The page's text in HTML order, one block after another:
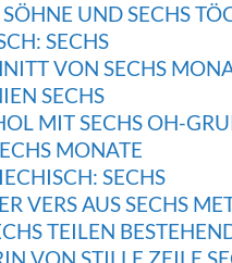
SÖHNE UND SECHS
SECHS
VON SECHS
SECHS
MIT SECHS OH-
MONATE
SECHS
VERS AUS SECHS
TEILEN